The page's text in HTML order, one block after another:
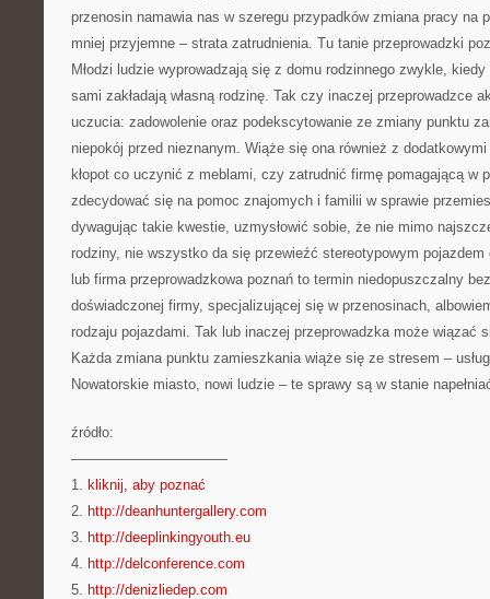
przenosin namawia nas w szeregu przypadków zmiana pracy na
mniej przyjemne – strata zatrudnienia. Tu tanie przeprowadzki
Młodzi ludzie wyprowadzają się z domu rodzinnego zwykle,
sami zakładają własną rodzinę. Tak czy inaczej przeprowadzce
uczucia: zadowolenie oraz podekscytowanie ze zmiany punktu
niepokój przed nieznanym. Wiąże się ona również z
kłopot co uczynić z meblami, czy zatrudnić firmę pomagającą w
zdecydować się na pomoc znajomych i familii w sprawie
dywagując takie kwestie, uzmysłowić sobie, że nie mimo
rodziny, nie wszystko da się przewieźć stereotypowym
lub firma przeprowadzkowa poznań to termin niedopuszczalny
doświadczonej firmy, specjalizującej się w przenosinach,
rodzaju pojazdami. Tak lub inaczej przeprowadzka może wiązać
Każda zmiana punktu zamieszkania wiąże się ze stresem –
Nowatorskie miasto, nowi ludzie – te sprawy są w stanie
źródło:
———————————
1. kliknij, aby poznać
2. http://deanhuntergallery.com
3. http://deeplinkingyouth.eu
4. http://delconference.com
5. http://denizliedep.com